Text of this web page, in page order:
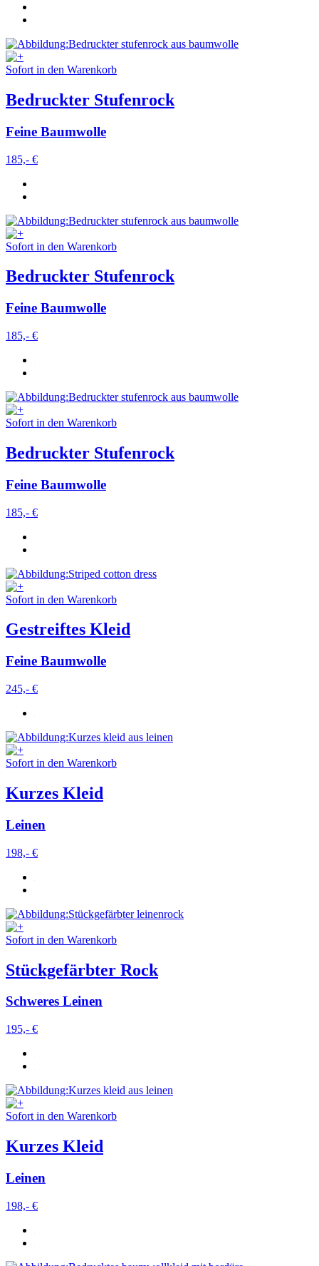
Sofort in den Warenkorb
Bedruckter Stufenrock
Feine Baumwolle
185,- €
Sofort in den Warenkorb
Bedruckter Stufenrock
Feine Baumwolle
185,- €
Sofort in den Warenkorb
Bedruckter Stufenrock
Feine Baumwolle
185,- €
Sofort in den Warenkorb
Gestreiftes Kleid
Feine Baumwolle
245,- €
Sofort in den Warenkorb
Kurzes Kleid
Leinen
198,- €
Sofort in den Warenkorb
Stückgefärbter Rock
Schweres Leinen
195,- €
Sofort in den Warenkorb
Kurzes Kleid
Leinen
198,- €